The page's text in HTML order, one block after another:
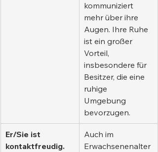
kommuniziert
mehr über ihre
Augen. Ihre Ruhe
ist ein großer
Vorteil,
insbesondere für
Besitzer, die eine
ruhige
Umgebung
bevorzugen.
Er/Sie ist
kontaktfreudig.
Auch im
Erwachsenenalter